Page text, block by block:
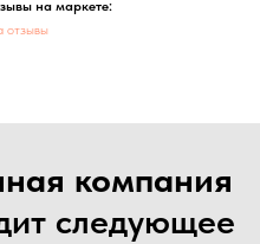
на маркете:
отзывы
компания
следующее